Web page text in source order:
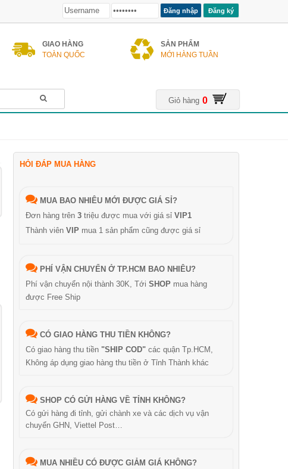
Đăng ký
GIAO HÀNG
TOÀN QUỐC
SẢN PHẨM
MỚI HÀNG TUẦN
Giỏ hàng 0
HỎI ĐÁP MUA HÀNG
MUA BAO NHIÊU MỚI ĐƯỢC GIÁ SỈ?
Đơn hàng trên 3 triệu được mua với giá sỉ VIP1
Thành viên VIP mua 1 sản phẩm cũng được giá sỉ
PHÍ VẬN CHUYỂN Ở TP.HCM BAO NHIÊU?
Phí vận chuyển nội thành 30K, Tới SHOP mua hàng
được Free Ship
CÓ GIAO HÀNG THU TIỀN KHÔNG?
Có giao hàng thu tiền "SHIP COD" các quận Tp.HCM,
Không áp dụng giao hàng thu tiền ở Tỉnh Thành khác
SHOP CÓ GỬI HÀNG VỀ TỈNH KHÔNG?
Có gửi hàng đi tỉnh, gửi chành xe và các dịch vụ vận
chuyển GHN, Viettel Post…
MUA NHIỀU CÓ ĐƯỢC GIẢM GIÁ KHÔNG?